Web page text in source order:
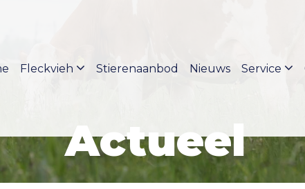
Fleckvieh Stierenaanbod Nieuws Service
Actueel